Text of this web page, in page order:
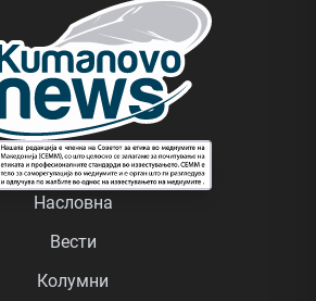
Насловна
Вести
Колумни